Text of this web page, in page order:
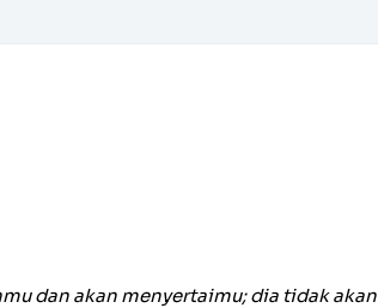
dan akan menyertaimu; dia tidak